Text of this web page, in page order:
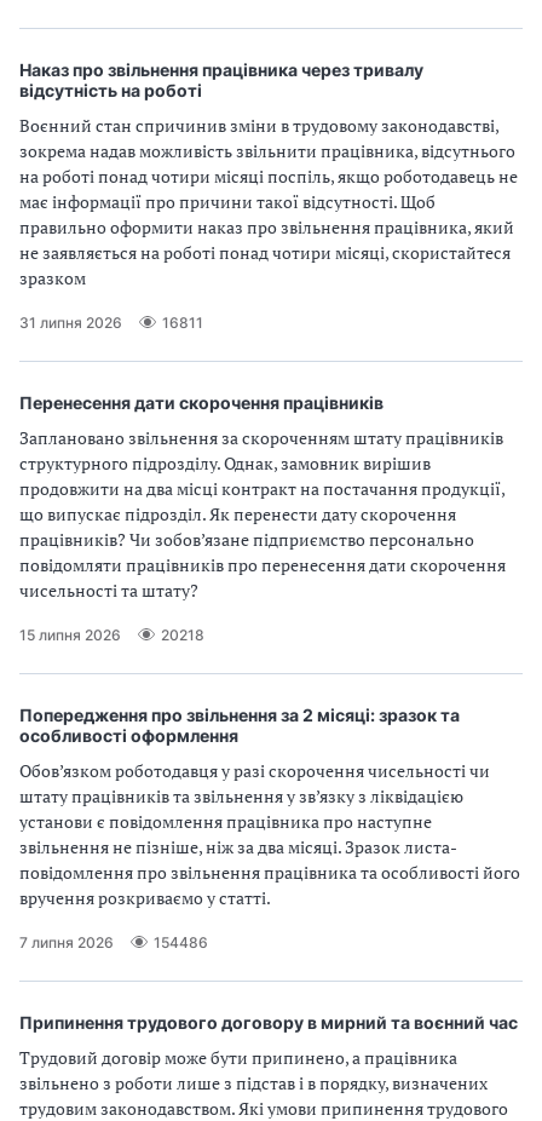
Наказ про звільнення працівника через тривалу
відсутність на роботі
Воєнний стан спричинив зміни в трудовому законодавстві,
зокрема надав можливість звільнити працівника, відсутнього
на роботі понад чотири місяці поспіль, якщо роботодавець не
має інформації про причини такої відсутності. Щоб
правильно оформити наказ про звільнення працівника, який
не заявляється на роботі понад чотири місяці, скористайтеся
зразком
31 липня 2026 16811
Перенесення дати скорочення працівників
Заплановано звільнення за скороченням штату працівників
структурного підрозділу. Однак, замовник вирішив
продовжити на два місці контракт на постачання продукції,
що випускає підрозділ. Як перенести дату скорочення
працівників? Чи зобов’язане підприємство персонально
повідомляти працівників про перенесення дати скорочення
чисельності та штату?
15 липня 2026 20218
Попередження про звільнення за 2 місяці: зразок та
особливості оформлення
Обов’язком роботодавця у разі скорочення чисельності чи
штату працівників та звільнення у зв’язку з ліквідацією
установи є повідомлення працівника про наступне
звільнення не пізніше, ніж за два місяці. Зразок листа-
повідомлення про звільнення працівника та особливості його
вручення розкриваємо у статті.
7 липня 2026 154486
Припинення трудового договору в мирний та воєнний час
Трудовий договір може бути припинено, а працівника
звільнено з роботи лише з підстав і в порядку, визначених
трудовим законодавством. Які умови припинення трудового